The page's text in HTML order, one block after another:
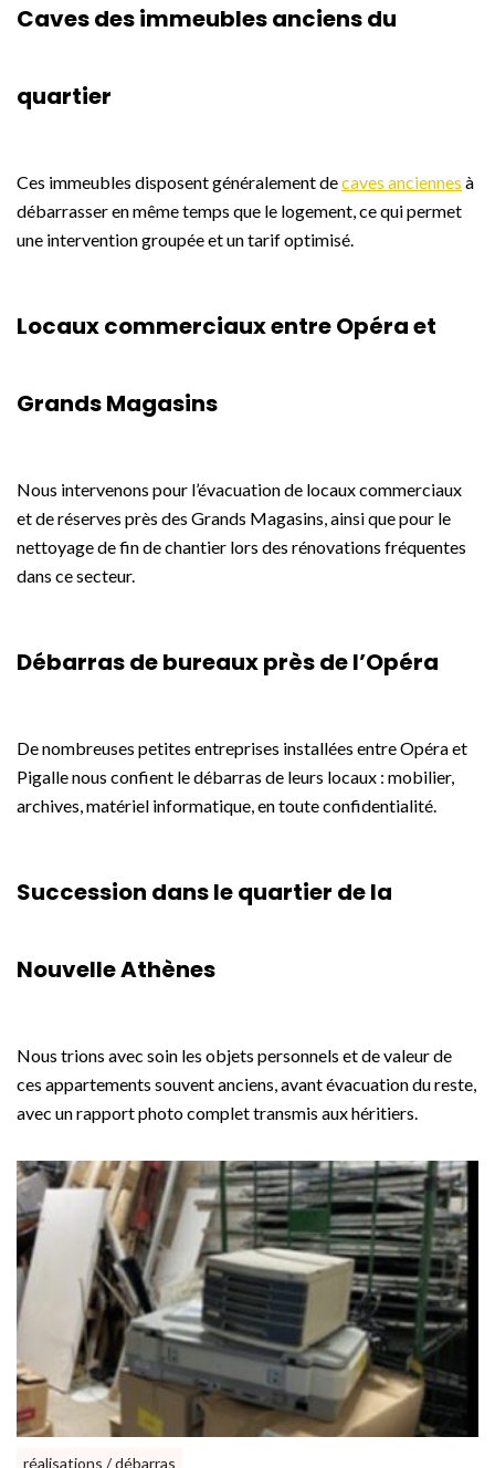
Caves des immeubles anciens du
quartier
Ces immeubles disposent généralement decaves anciennes à
débarrasser en même temps que le logement, ce qui permet
une intervention groupée et un tarif optimisé.
Locaux commerciaux entre Opéra et
Grands Magasins
Nous intervenons pour l’évacuation de locaux commerciaux
et de réserves près des Grands Magasins, ainsi que pour le
nettoyage de fin de chantier lors des rénovations fréquentes
dans ce secteur.
Débarras de bureaux près de l’Opéra
De nombreuses petites entreprises installées entre Opéra et
Pigalle nous confient le débarras de leurs locaux : mobilier,
archives, matériel informatique, en toute confidentialité.
Succession dans le quartier de la
Nouvelle Athènes
Nous trions avec soin les objets personnels et de valeur de
ces appartements souvent anciens, avant évacuation du reste,
avec un rapport photo complet transmis aux héritiers.
réalisations / débarras